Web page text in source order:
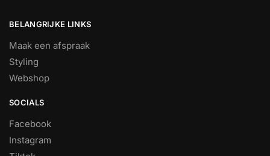
BELANGRIJKE LINKS
Maak een afspraak
Styling
Webshop
SOCIALS
Facebook
Instagram